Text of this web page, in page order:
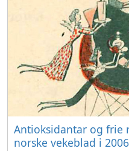
Antioksidantar og frie
norske vekeblad i